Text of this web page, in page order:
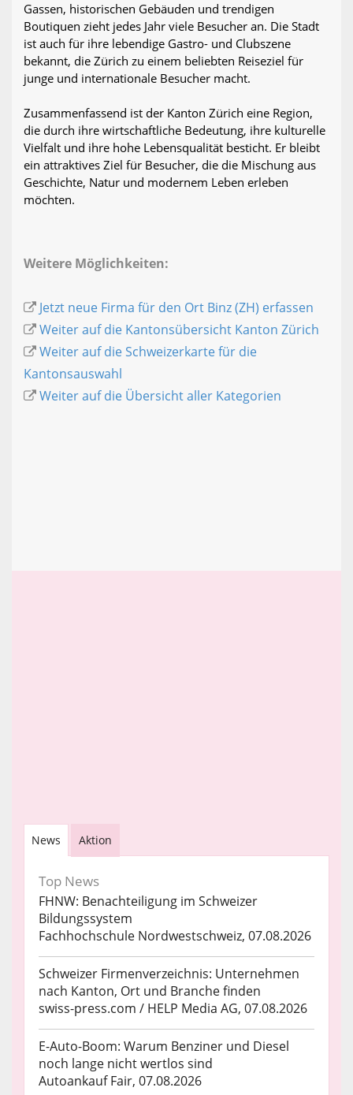
Gassen, historischen Gebäuden und trendigen
Boutiquen zieht jedes Jahr viele Besucher an. Die Stadt
ist auch für ihre lebendige Gastro- und Clubszene
bekannt, die Zürich zu einem beliebten Reiseziel für
junge und internationale Besucher macht.
Zusammenfassend ist der Kanton Zürich eine Region,
die durch ihre wirtschaftliche Bedeutung, ihre kulturelle
Vielfalt und ihre hohe Lebensqualität besticht. Er bleibt
ein attraktives Ziel für Besucher, die die Mischung aus
Geschichte, Natur und modernem Leben erleben
möchten.
Weitere Möglichkeiten:
Jetzt neue Firma für den Ort Binz (ZH) erfassen
Weiter auf die Kantonsübersicht Kanton Zürich
Weiter auf die Schweizerkarte für die
Kantonsauswahl
Weiter auf die Übersicht aller Kategorien
News Aktion
Top News
FHNW: Benachteiligung im Schweizer
Bildungssystem
Fachhochschule Nordwestschweiz, 07.08.2026
Schweizer Firmenverzeichnis: Unternehmen
nach Kanton, Ort und Branche finden
swiss-press.com / HELP Media AG, 07.08.2026
E-Auto-Boom: Warum Benziner und Diesel
noch lange nicht wertlos sind
Autoankauf Fair, 07.08.2026